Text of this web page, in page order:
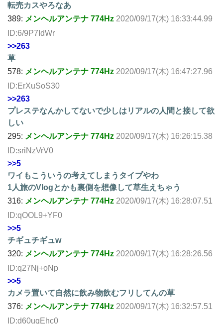
転売カスやろなあ
389: メンヘルアンテナ 774Hz 2020/09/17(木) 16:33:44.99
ID:6/9P7IdWr
>>263
草
578: メンヘルアンテナ 774Hz 2020/09/17(木) 16:47:27.96
ID:ErXuSoS30
>>263
プレステなんかしてないで少しはリアルの人間と接して欲
しい
295: メンヘルアンテナ 774Hz 2020/09/17(木) 16:26:15.38
ID:sriNzVrV0
>>5
ワイもこういうの考えてしまうタイプやわ
1人旅のVlogとかも裏側を想像して草生えちゃう
316: メンヘルアンテナ 774Hz 2020/09/17(木) 16:28:07.51
ID:qOOL9+YF0
>>5
チギュチギュw
320: メンヘルアンテナ 774Hz 2020/09/17(木) 16:28:26.56
ID:q27Nj+oNp
>>5
カメラ置いて自然に飲み物飲むフリしてんの草
376: メンヘルアンテナ 774Hz 2020/09/17(木) 16:32:57.51
ID:d60uqEhc0